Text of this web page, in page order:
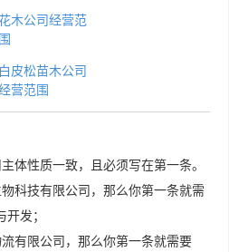
木公司经营范
围
白皮松苗木公司
营范围
体性质一致，且必须写在第一条。
科技有限公司，那么你第一条就需
发；
有限公司，那么你第一条就需要